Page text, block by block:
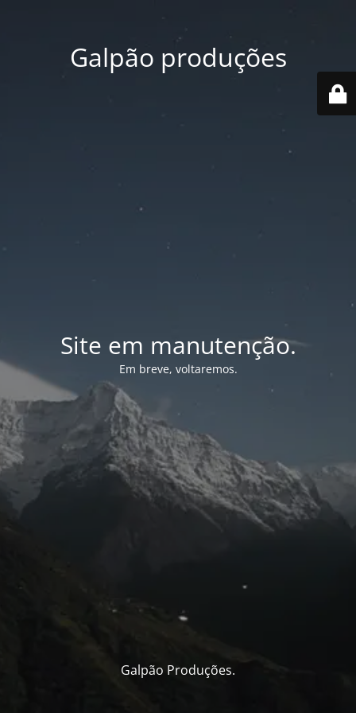
Galpão produções
Site em manutenção.
Em breve, voltaremos.
Galpão Produções.